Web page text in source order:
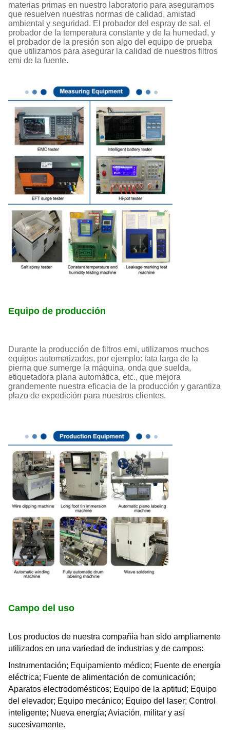
materias primas en nuestro laboratorio para asegurarnos
que resuelven nuestras normas de calidad, amistad
ambiental y seguridad. El probador del espray de sal, el
probador de la temperatura constante y de la humedad, y
el probador de la presión son algo del equipo de prueba
que utilizamos para asegurar la calidad de nuestros filtros
emi de la fuente.
Equipo de producción
Durante la producción de filtros emi, utilizamos muchos
equipos automatizados, por ejemplo: lata larga de la
pierna que sumerge la máquina, onda que suelda,
etiquetadora plana automática, etc., que mejora
grandemente nuestra eficacia de la producción y garantiza
plazo de expedición para nuestros clientes.
Campo del uso
Los productos de nuestra compañía han sido ampliamente
utilizados en una variedad de industrias y de campos:
Instrumentación; Equipamiento médico; Fuente de energía
eléctrica; Fuente de alimentación de comunicación;
Aparatos electrodomésticos; Equipo de la aptitud; Equipo
del elevador; Equipo mecánico; Equipo del laser; Control
inteligente; Nueva energía; Aviación, militar y así
sucesivamente.